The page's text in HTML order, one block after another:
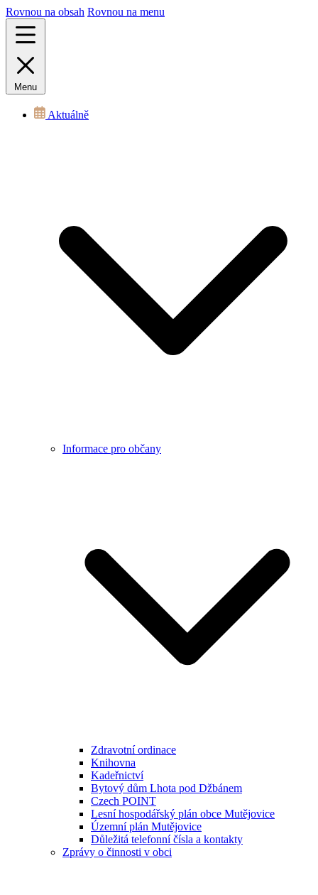
Rovnou na obsah Rovnou na menu
Menu
Aktuálně
Informace pro občany
Zdravotní ordinace
Knihovna
Kadeřnictví
Bytový dům Lhota pod Džbánem
Czech POINT
Lesní hospodářský plán obce Mutějovice
Územní plán Mutějovice
Důležitá telefonní čísla a kontakty
Zprávy o činnosti v obci